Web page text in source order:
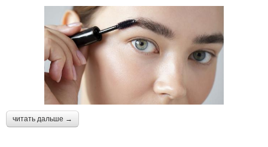
читать дальше →